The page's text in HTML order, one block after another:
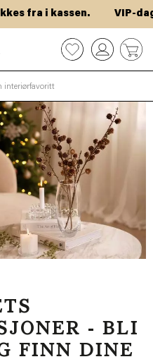
VIP-dager! Få
0
- BLI
FINN DINE